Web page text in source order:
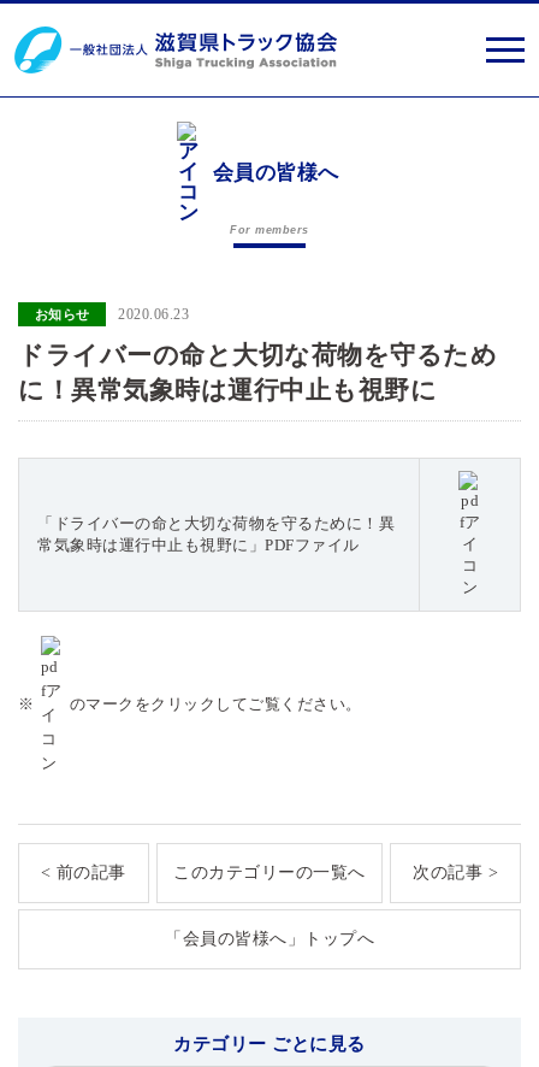
会員の皆様へ
For members
お知らせ 2020.06.23
ドライバーの命と大切な荷物を守るため
に！異常気象時は運行中止も視野に
「ドライバーの命と大切な荷物を守るために！異
常気象時は運行中止も視野に」PDFファイル
※ のマークをクリックしてご覧ください。
< 前の記事 このカテゴリーの一覧へ 次の記事 >
「会員の皆様へ」トップへ
カテゴリー ごとに見る